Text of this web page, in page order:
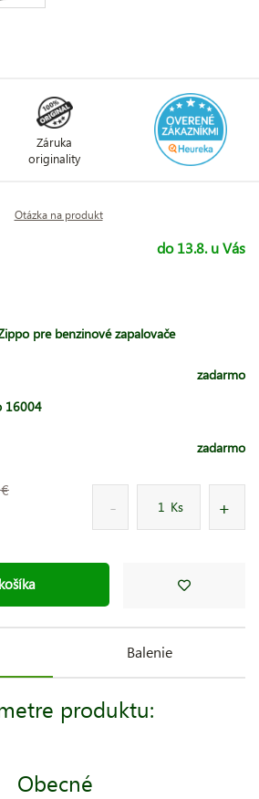
Záruka
originality
Otázka na produkt
do 13.8. u Vás
pre benzinové zapalovače
zadarmo
16004
zadarmo
Ks
Balenie
produktu:
Obecné